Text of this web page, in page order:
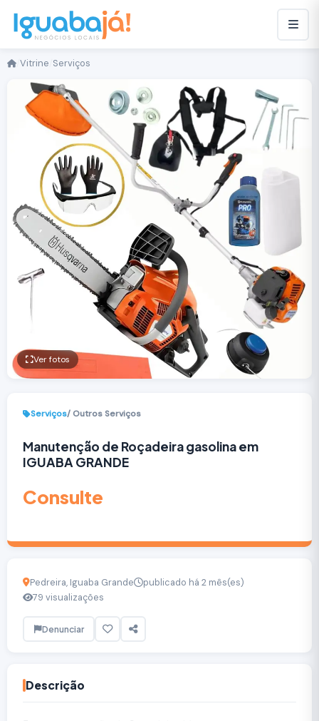
Vitrine Serviços
Ver fotos
Serviços/ Outros Serviços
Manutenção de Roçadeira gasolina em
IGUABA GRANDE
Consulte
Pedreira, Iguaba Grande
publicado há 2 mês(es)
79 visualizações
Denunciar
Descrição